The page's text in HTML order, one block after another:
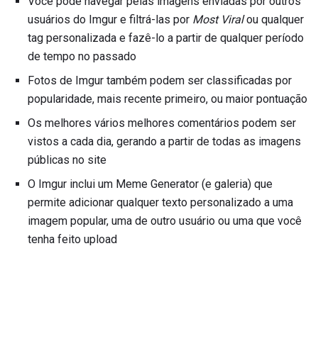
usuários do Imgur e filtrá-las por Most Viralou qualquer
tag personalizada e fazê-lo a partir de qualquer período
de tempo no passado
Fotos de Imgur também podem ser classificadas por
popularidade, mais recente primeiro, ou maior pontuação
Os melhores vários melhores comentários podem ser
vistos a cada dia, gerando a partir de todas as imagens
públicas no site
O Imgur inclui um Meme Generator (e galeria) que
permite adicionar qualquer texto personalizado a uma
imagem popular, uma de outro usuário ou uma que você
tenha feito upload